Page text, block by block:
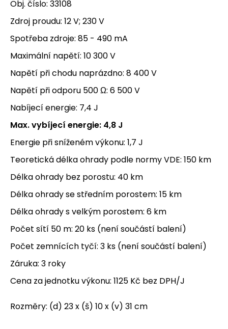
Obj. číslo: 33108
Zdroj proudu: 12 V; 230 V
Spotřeba zdroje: 85 - 490 mA
Maximální napětí: 10 300 V
Napětí při chodu naprázdno: 8 400 V
Napětí při odporu 500 Ω: 6 500 V
Nabíjecí energie: 7,4 J
Max. vybíjecí energie: 4,8 J
Energie při sníženém výkonu: 1,7 J
Teoretická délka ohrady podle normy VDE: 150 km
Délka ohrady bez porostu: 40 km
Délka ohrady se středním porostem: 15 km
Délka ohrady s velkým porostem: 6 km
Počet sítí 50 m: 20 ks (není součástí balení)
Počet zemnících tyčí: 3 ks (není součástí balení)
Záruka: 3 roky
Cena za jednotku výkonu: 1125 Kč bez DPH/J
Rozměry: (d) 23 x (š) 10 x (v) 31 cm